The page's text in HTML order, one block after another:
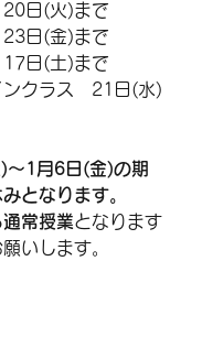
20日(火)まで
23日(金)まで
17日(土)まで
クラス　21日(水)
1月6日(金)の期
となります。
常授業となります
いします。